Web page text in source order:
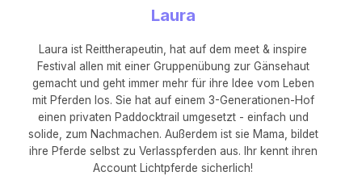
Laura
Laura ist Reittherapeutin, hat auf dem meet & inspire
Festival allen mit einer Gruppenübung zur Gänsehaut
gemacht und geht immer mehr für ihre Idee vom Leben
mit Pferden los. Sie hat auf einem 3-Generationen-Hof
einen privaten Paddocktrail umgesetzt - einfach und
solide, zum Nachmachen. Außerdem ist sie Mama, bildet
ihre Pferde selbst zu Verlasspferden aus. Ihr kennt ihren
Account Lichtpferde sicherlich!